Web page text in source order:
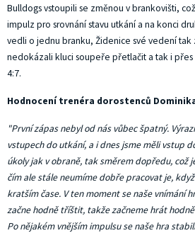
Bulldogs vstoupili se změnou v brankovišti,
impulz pro srovnání stavu utkání a na konci
vedli o jednu branku, Židenice své vedení tak
nedokázali kluci soupeře přetlačit a tak i
4:7.
Hodnocení trenéra dorostenců
"První zápas nebyl od nás vůbec špatný.
vstupech do utkání, a i dnes jsme měli vstup
úkoly jak v obraně, tak směrem dopředu, což
čím ale stále neumíme dobře pracovat je,
kratším čase. V ten moment se naše vnímání
začne hodně tříštit, takže začneme hrát
Po nějakém vnějším impulsu se naše hra